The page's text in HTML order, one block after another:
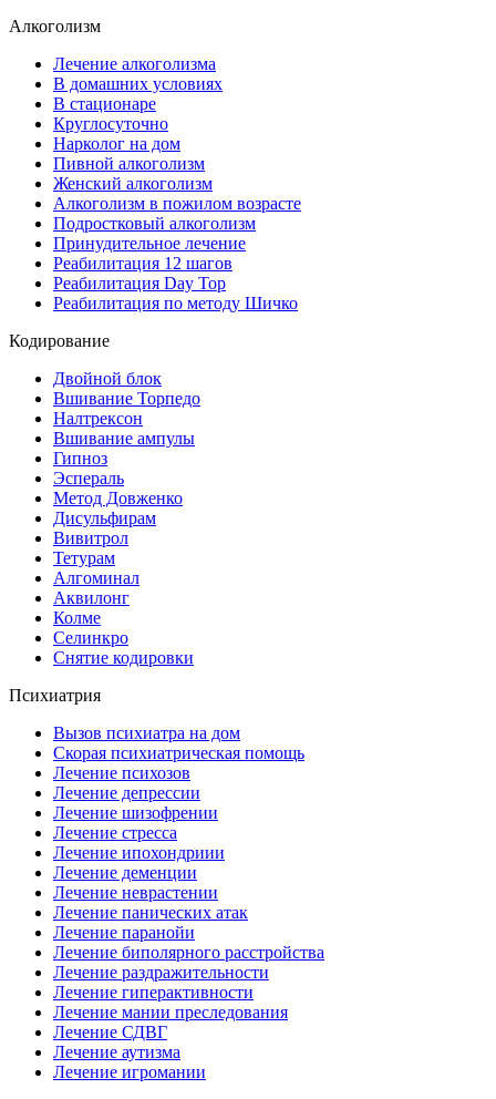
Алкоголизм
Лечение алкоголизма
В домашних условиях
В стационаре
Круглосуточно
Нарколог на дом
Пивной алкоголизм
Женский алкоголизм
Алкоголизм в пожилом возрасте
Подростковый алкоголизм
Принудительное лечение
Реабилитация 12 шагов
Реабилитация Day Top
Реабилитация по методу Шичко
Кодирование
Двойной блок
Вшивание Торпедо
Налтрексон
Вшивание ампулы
Гипноз
Эспераль
Метод Довженко
Дисульфирам
Вивитрол
Тетурам
Алгоминал
Аквилонг
Колме
Селинкро
Снятие кодировки
Психиатрия
Вызов психиатра на дом
Скорая психиатрическая помощь
Лечение психозов
Лечение депрессии
Лечение шизофрении
Лечение стресса
Лечение ипохондриии
Лечение деменции
Лечение неврастении
Лечение панических атак
Лечение паранойи
Лечение биполярного расстройства
Лечение раздражительности
Лечение гиперактивности
Лечение мании преследования
Лечение СДВГ
Лечение аутизма
Лечение игромании